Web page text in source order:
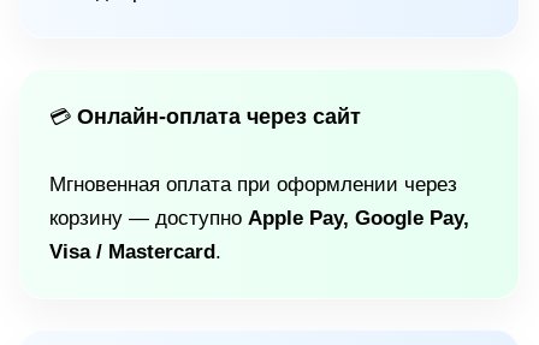
💳 Онлайн-оплата через сайт
Мгновенная оплата при оформлении через
корзину — доступно Apple Pay, Google Pay,
Visa / Mastercard.